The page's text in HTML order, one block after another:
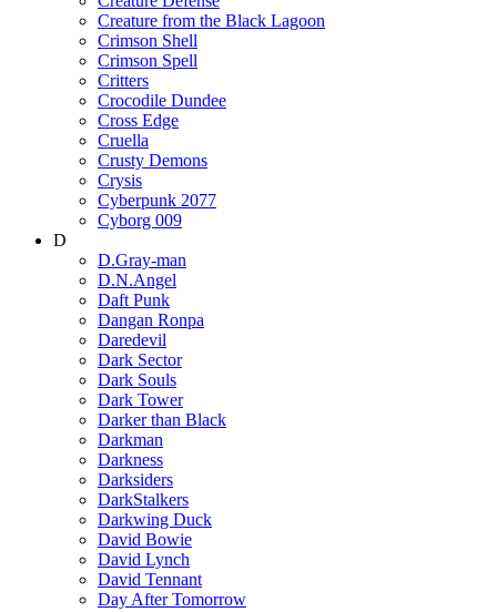
Creature from the Black Lagoon
Crimson Shell
Crimson Spell
Critters
Crocodile Dundee
Cross Edge
Cruella
Crusty Demons
Crysis
Cyberpunk 2077
Cyborg 009
D
D.Gray-man
D.N.Angel
Daft Punk
Dangan Ronpa
Daredevil
Dark Sector
Dark Souls
Dark Tower
Darker than Black
Darkman
Darkness
Darksiders
DarkStalkers
Darkwing Duck
David Bowie
David Lynch
David Tennant
Day After Tomorrow